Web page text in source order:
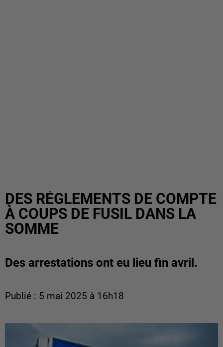
DES RÈGLEMENTS DE COMPTE
À COUPS DE FUSIL DANS LA
SOMME
Des arrestations ont eu lieu fin avril.
Publié : 5 mai 2025 à 16h18